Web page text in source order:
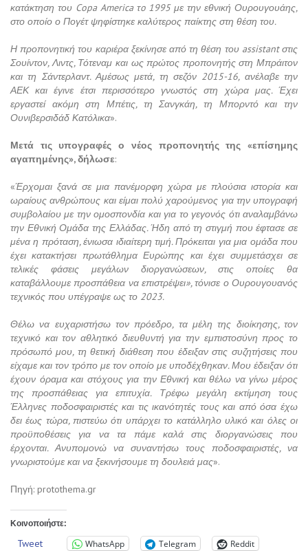
κατάκτηση του Copa America τo 1995 με την εθνική Ουρουγουάης,
στο οποίο ο Πογέτ ψηφίστηκε καλύτερος παίκτης στη θέση του.
Η προπονητική του καριέρα ξεκίνησε από τη θέση του assistant στις
Σουίντον, Λιντς, Τότεναμ και ως πρώτος προπονητής στη Μπράιτον
και τη Σάντερλαντ. Αμέσως μετά, τη σεζόν 2015-16, ανέλαβε την
ΑΕΚ και έγινε έτσι περισσότερο γνωστός στη χώρα μας. Έχει
εργαστεί ακόμη στη Μπέτις, τη Σανγκάη, τη Μπορντό και την
Ουνιβερσιδάδ Κατόλικα».
Μετά τις υπογραφές ο νέος προπονητής της «επίσημης
αγαπημένης», δήλωσε:
«Έρχομαι ξανά σε μια πανέμορφη χώρα με πλούσια ιστορία και
ωραίους ανθρώπους και είμαι πολύ χαρούμενος για την υπογραφή
συμβολαίου με την ομοσπονδία και για το γεγονός ότι αναλαμβάνω
την Εθνική Ομάδα της Ελλάδας. Ήδη από τη στιγμή που έφτασε σε
μένα η πρόταση, ένιωσα ιδιαίτερη τιμή. Πρόκειται για μια ομάδα που
έχει κατακτήσει πρωτάθλημα Ευρώπης και έχει συμμετάσχει σε
τελικές φάσεις μεγάλων διοργανώσεων, στις οποίες θα
καταβάλλουμε προσπάθεια να επιστρέψει», τόνισε ο Ουρουγουανός
τεχνικός που υπέγραψε ως το 2023.
Θέλω να ευχαριστήσω τον πρόεδρο, τα μέλη της διοίκησης, τον
τεχνικό και τον αθλητικό διευθυντή για την εμπιστοσύνη προς το
πρόσωπό μου, τη θετική διάθεση που έδειξαν στις συζητήσεις που
είχαμε και τον τρόπο με τον οποίο με υποδέχθηκαν. Μου έδειξαν ότι
έχουν όραμα και στόχους για την Εθνική και θέλω να γίνω μέρος
της προσπάθειας για επιτυχία. Τρέφω μεγάλη εκτίμηση τους
Έλληνες ποδοσφαιριστές και τις ικανότητές τους και από όσα έχω
δει έως τώρα, πιστεύω ότι υπάρχει το κατάλληλο υλικό και όλες οι
προϋποθέσεις για να τα πάμε καλά στις διοργανώσεις που
έρχονται. Ανυπομονώ να συναντήσω τους ποδοσφαιριστές, να
γνωριστούμε και να ξεκινήσουμε τη δουλειά μας».
Πηγή: protothema.gr
Κοινοποιήστε:
Tweet WhatsApp Telegram
Reddit